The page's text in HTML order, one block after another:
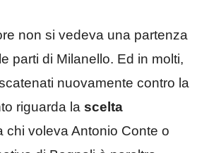
non si vedeva una partenza
parti di Milanello. Ed in molti,
nuovamente contro la
riguarda la scelta
chi voleva Antonio Conte o